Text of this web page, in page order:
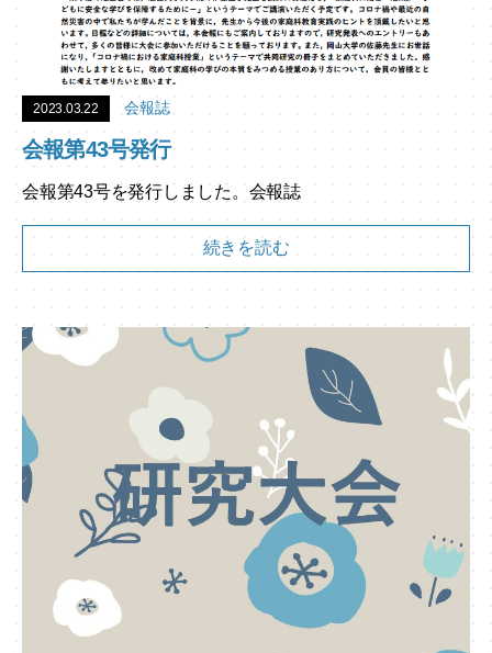
2023.03.22 会報誌
会報第43号発行
会報第43号を発行しました。会報誌
続きを読む